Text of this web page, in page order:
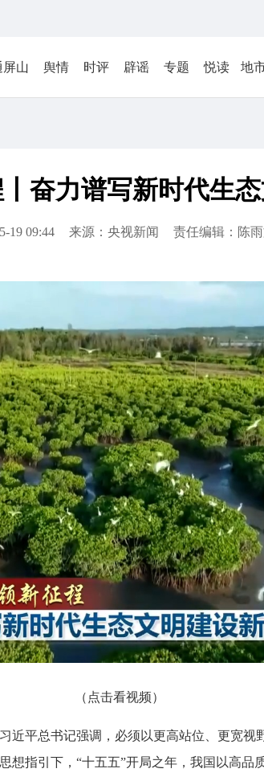
屏山 舆情 时评 辟谣 专题 悦读 地
奋力谱写新时代生
19 09:44 来源：央视新闻 责任编辑：陈
（点击看视频）
近平总书记强调，必须以更高站位、更宽视
指引下，“十五五”开局之年，我国以高品